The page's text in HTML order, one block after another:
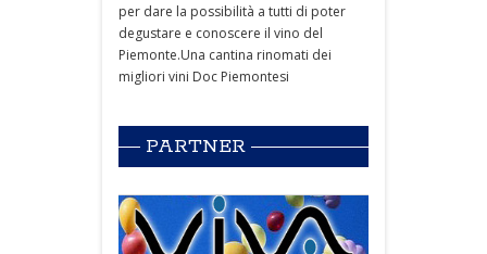
per dare la possibilità a tutti di poter
degustare e conoscere il vino del
Piemonte.Una cantina rinomati dei
migliori vini Doc Piemontesi
PARTNER